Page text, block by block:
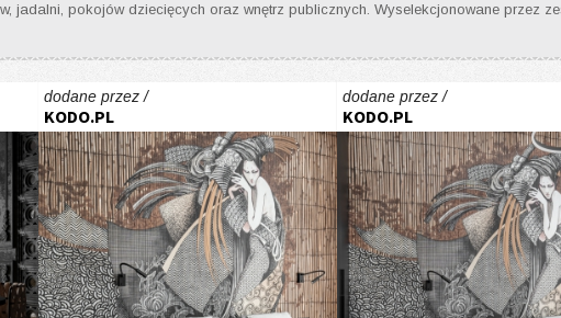
jadalni, pokojów dziecięcych oraz wnętrz publicznych. Wyselekcjonowane przez
dodane przez /
KODO.PL
dodane przez /
KODO.PL